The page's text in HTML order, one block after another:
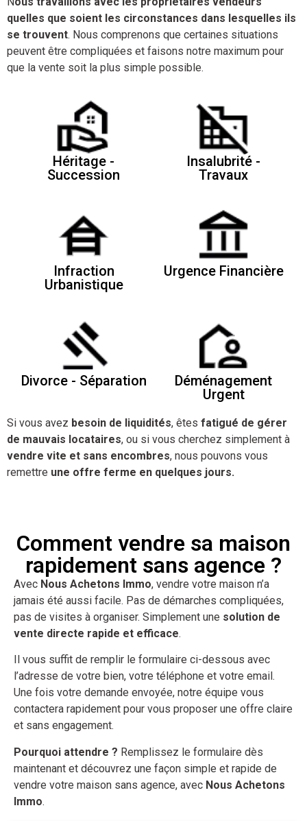
quelles que soient les circonstances dans lesquelles ils
se trouvent. Nous comprenons que certaines situations
peuvent être compliquées et faisons notre maximum pour
que la vente soit la plus simple possible.
Héritage -
Succession
Insalubrité -
Travaux
Infraction
Urbanistique
Urgence Financière
Divorce - Séparation
Déménagement
Urgent
Si vous avez besoin de liquidités, êtes fatigué de gérer
de mauvais locataires, ou si vous cherchez simplement à
vendre vite et sans encombres, nous pouvons vous
remettre une offre ferme en quelques jours.
Comment vendre sa maison
rapidement sans agence ?
Avec Nous Achetons Immo, vendre votre maison n’a
jamais été aussi facile. Pas de démarches compliquées,
pas de visites à organiser. Simplement une solution de
vente directe rapide et efficace.
Il vous suffit de remplir le formulaire ci-dessous avec
l’adresse de votre bien, votre téléphone et votre email.
Une fois votre demande envoyée, notre équipe vous
contactera rapidement pour vous proposer une offre claire
et sans engagement.
Pourquoi attendre ? Remplissez le formulaire dès
maintenant et découvrez une façon simple et rapide de
vendre votre maison sans agence, avec Nous Achetons
Immo.